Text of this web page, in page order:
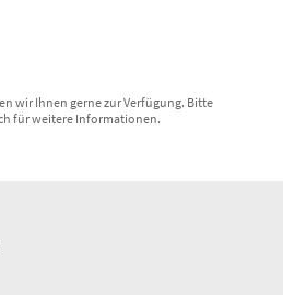
wir Ihnen gerne zur Verfügung. Bitte
für weitere Informationen.